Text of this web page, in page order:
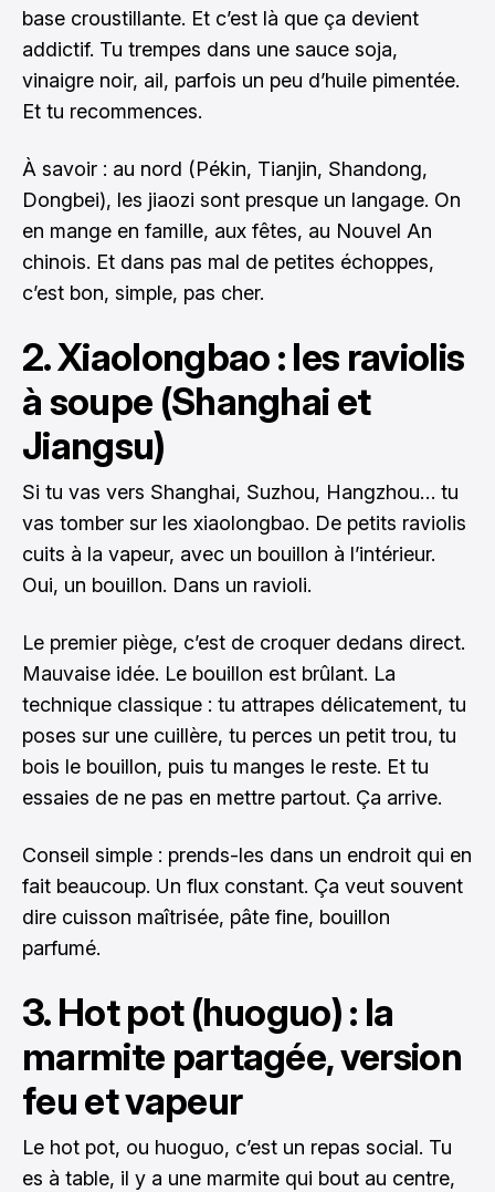
base croustillante. Et c’est là que ça devient
addictif. Tu trempes dans une sauce soja,
vinaigre noir, ail, parfois un peu d’huile pimentée.
Et tu recommences.
À savoir : au nord (Pékin, Tianjin, Shandong,
Dongbei), les jiaozi sont presque un langage. On
en mange en famille, aux fêtes, au Nouvel An
chinois. Et dans pas mal de petites échoppes,
c’est bon, simple, pas cher.
2. Xiaolongbao : les raviolis
à soupe (Shanghai et
Jiangsu)
Si tu vas vers Shanghai, Suzhou, Hangzhou… tu
vas tomber sur les xiaolongbao. De petits raviolis
cuits à la vapeur, avec un bouillon à l’intérieur.
Oui, un bouillon. Dans un ravioli.
Le premier piège, c’est de croquer dedans direct.
Mauvaise idée. Le bouillon est brûlant. La
technique classique : tu attrapes délicatement, tu
poses sur une cuillère, tu perces un petit trou, tu
bois le bouillon, puis tu manges le reste. Et tu
essaies de ne pas en mettre partout. Ça arrive.
Conseil simple : prends-les dans un endroit qui en
fait beaucoup. Un flux constant. Ça veut souvent
dire cuisson maîtrisée, pâte fine, bouillon
parfumé.
3. Hot pot (huoguo) : la
marmite partagée, version
feu et vapeur
Le hot pot, ou huoguo, c’est un repas social. Tu
es à table, il y a une marmite qui bout au centre,